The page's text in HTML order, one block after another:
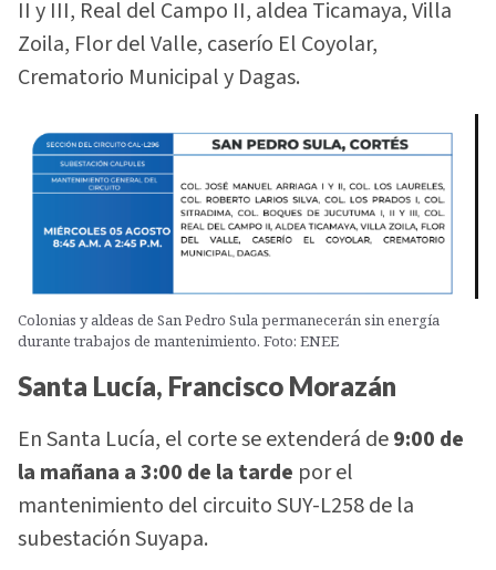
II y III, Real del Campo II, aldea Ticamaya, Villa
Zoila, Flor del Valle, caserío El Coyolar,
Crematorio Municipal y Dagas.
Colonias y aldeas de San Pedro Sula permanecerán sin energía
durante trabajos de mantenimiento. Foto: ENEE
Santa Lucía, Francisco Morazán
En Santa Lucía, el corte se extenderá de9:00 de
la mañana a 3:00 de la tarde por el
mantenimiento del circuito SUY-L258 de la
subestación Suyapa.